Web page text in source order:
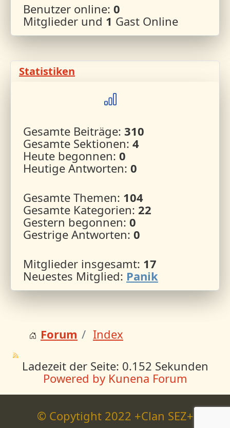
Benutzer online: 0
Mitglieder und 1 Gast Online
Statistiken
Gesamte Beiträge: 310
Gesamte Sektionen: 4
Heute begonnen: 0
Heutige Antworten: 0
Gesamte Themen: 104
Gesamte Kategorien: 22
Gestern begonnen: 0
Gestrige Antworten: 0
Mitglieder insgesamt: 17
Neuestes Mitglied: Panik
Forum Index
Ladezeit der Seite: 0.152 Sekunden
Powered by Kunena Forum
© Copytight 2022 +Clan SEZ+